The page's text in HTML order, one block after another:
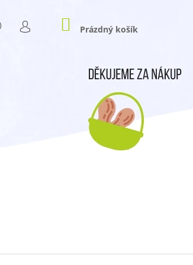
HLEDAT
PŘIHLÁŠENÍ
NÁKUPNÍ
KOŠÍK
Prázdný košík